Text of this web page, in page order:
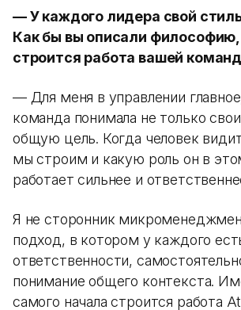
— У каждого лидера свой
Как бы вы описали философию,
строится работа вашей
— Для меня в управлении
команда понимала не только
общую цель. Когда человек
мы строим и какую роль он в
работает сильнее и
Я не сторонник
подход, в котором у каждого
ответственности,
понимание общего контекста.
самого начала строится работа